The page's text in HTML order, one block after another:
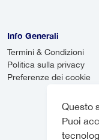
Questo
Puoi
Info Generali
Termini & Condizioni
Politica sulla privacy
Preferenze dei cookie